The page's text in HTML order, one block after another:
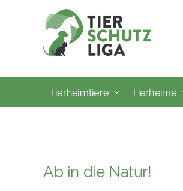
Tierheimtiere Tierheime
Ab in die Natur!